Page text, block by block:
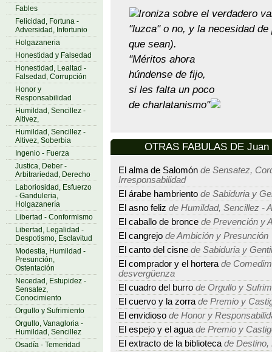
Fables
Felicidad, Fortuna -
Adversidad, Infortunio
Holgazaneria
Honestidad y Falsedad
Honestidad, Lealtad -
Falsedad, Corrupción
Honor y
Responsabilidad
Humildad, Sencillez -
Altivez,
Humildad, Sencillez -
Altivez, Soberbia
Ingenio - Fuerza
Justica, Deber -
Arbitrariedad, Derecho
Laboriosidad, Esfuerzo
- Ganduleria,
Holgazanería
Libertad - Conformismo
Libertad, Legalidad -
Despotismo, Esclavitud
Modestia, Humildad -
Presunción,
Ostentación
Necedad, Estupidez -
Sensatez,
Conocimiento
Orgullo y Sufrimiento
Orgullo, Vanagloria -
Humildad, Sencillez
Osadía - Temeridad
Ironiza sobre el verdadero
"luzca" o no, y la necesidad
que sean).
"Méritos ahora
húndense de fijo,
si les falta un poco
de charlatanismo"
OTRAS FABULAS DE
El alma de Salomón de Sensatez,
Irresponsabilidad
El árabe hambriento de Sabiduria y
El asno feliz de Humildad, Sencillez -
El caballo de bronce de Prevención y
El cangrejo de Ambición y Presunción
El canto del cisne de Sabiduria y
El comprador y el hortera de
desvergüenza
El cuadro del burro de Orgullo y
El cuervo y la zorra de Premio y
El envidioso de Honor y
El espejo y el agua de Premio y
El extracto de la biblioteca de Destino,